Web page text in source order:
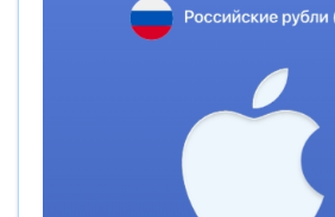
«ВНЕШПРОМБАНК»